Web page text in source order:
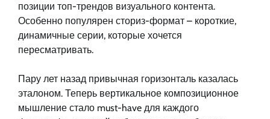
позиции топ-трендов визуального контента.
Особенно популярен сториз-формат – короткие,
динамичные серии, которые хочется
пересматривать.
Пару лет назад привычная горизонталь казалась
эталоном. Теперь вертикальное композиционное
мышление стало must-have для каждого